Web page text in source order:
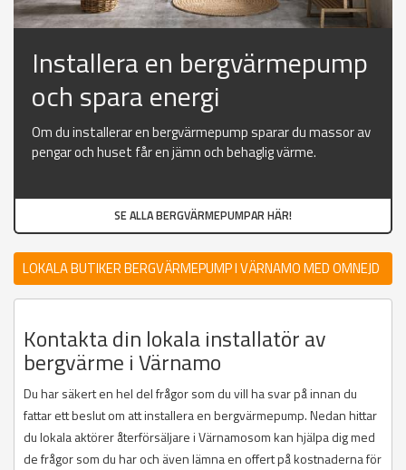
Installera en bergvärmepump
och spara energi
Om du installerar en bergvärmepump sparar du massor av
pengar och huset får en jämn och behaglig värme.
SE ALLA BERGVÄRMEPUMPAR HÄR!
LOKALA BUTIKER BERGVÄRMEPUMP I VÄRNAMO MED OMNEJD
Kontakta din lokala installatör av
bergvärme i Värnamo
Du har säkert en hel del frågor som du vill ha svar på innan du
fattar ett beslut om att installera en bergvärmepump. Nedan hittar
du lokala aktörer återförsäljare i Värnamosom kan hjälpa dig med
de frågor som du har och även lämna en offert på kostnaderna för